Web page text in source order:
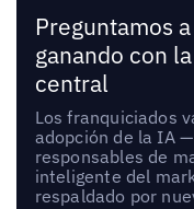
Preguntamos
ganando con
central
Los franquiciados
adopción de la IA
responsables de
inteligente del
respaldado por